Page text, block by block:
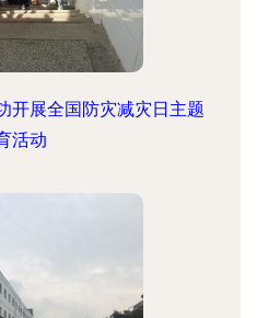
开展全国防灾减灾日主题
活动